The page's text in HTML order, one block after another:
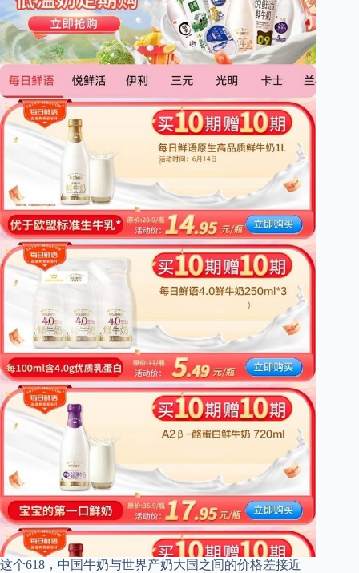
这个618，中国牛奶与世界产奶大国之间的价格差接近